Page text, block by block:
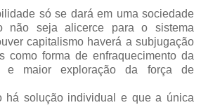
só se dará em uma sociedade
não seja alicerce para o sistema
capitalismo haverá a subjugação
como forma de enfraquecimento da
e maior exploração da força de
há solução individual e que a única